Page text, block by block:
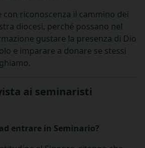
riconoscenza il cammino dei
diocesi, perché possano nel
gustare la presenza di Dio
e imparare a donare se stessi
ai seminaristi
entrare in Seminario?